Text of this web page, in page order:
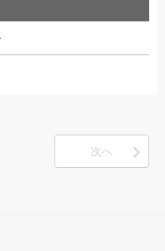
次へ